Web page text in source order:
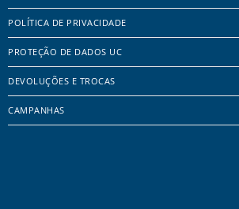
POLÍTICA DE PRIVACIDADE
PROTEÇÃO DE DADOS UC
DEVOLUÇÕES E TROCAS
CAMPANHAS